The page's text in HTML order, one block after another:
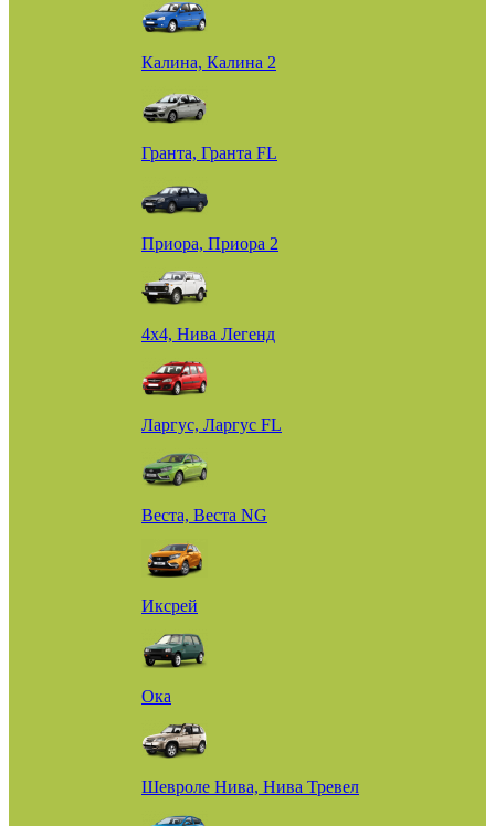
Калина, Калина 2
Гранта, Гранта FL
Приора, Приора 2
4х4, Нива Легенд
Ларгус, Ларгус FL
Веста, Веста NG
Иксрей
Ока
Шевроле Нива, Нива Тревел